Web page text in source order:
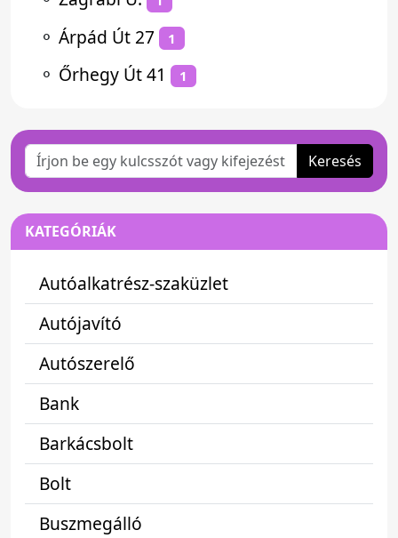
⚬ Árpád Út 27 1
⚬ Őrhegy Út 41 1
Keresés
KATEGÓRIÁK
Autóalkatrész-szaküzlet
Autójavító
Autószerelő
Bank
Barkácsbolt
Bolt
Buszmegálló